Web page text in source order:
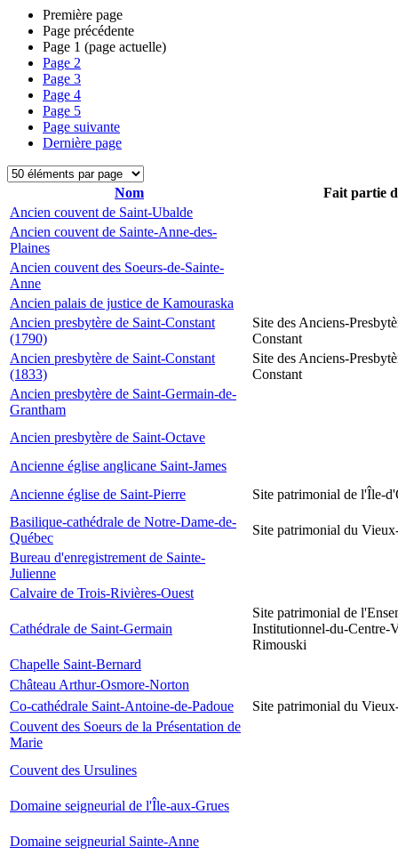
Première page
Page précédente
Page 1 (page actuelle)
Page 2
Page 3
Page 4
Page 5
Page suivante
Dernière page
Nom
Fait partie
Ancien couvent de Saint-Ubalde
Ancien couvent de Sainte-Anne-des-
Plaines
Ancien couvent des Soeurs-de-Sainte-
Anne
Ancien palais de justice de Kamouraska
Ancien presbytère de Saint-Constant
(1790)
Site des Anciens-
Constant
Ancien presbytère de Saint-Constant
(1833)
Site des Anciens-
Constant
Ancien presbytère de Saint-Germain-de-
Grantham
Ancien presbytère de Saint-Octave
Ancienne église anglicane Saint-James
Ancienne église de Saint-Pierre
Site patrimonial de l'Île-
Basilique-cathédrale de Notre-Dame-de-
Québec
Site patrimonial du
Bureau d'enregistrement de Sainte-
Julienne
Calvaire de Trois-Rivières-Ouest
Cathédrale de Saint-Germain
Site patrimonial de
Institutionnel-du-Centre-
Rimouski
Chapelle Saint-Bernard
Château Arthur-Osmore-Norton
Co-cathédrale Saint-Antoine-de-Padoue
Site patrimonial du
Couvent des Soeurs de la Présentation de
Marie
Couvent des Ursulines
Domaine seigneurial de l'Île-aux-Grues
Domaine seigneurial Sainte-Anne